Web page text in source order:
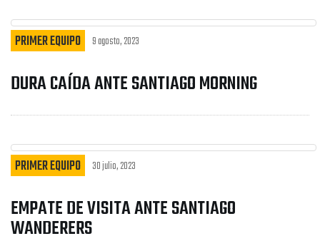
PRIMER EQUIPO 9 agosto, 2023
DURA CAÍDA ANTE SANTIAGO MORNING
PRIMER EQUIPO 30 julio, 2023
EMPATE DE VISITA ANTE SANTIAGO
WANDERERS